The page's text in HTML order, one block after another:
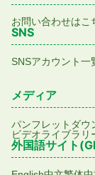
お問い合わせはこ
SNS
SNSアカウント一
メディア
パンフレットダウ
ビデオライブラリ
外国語サイト